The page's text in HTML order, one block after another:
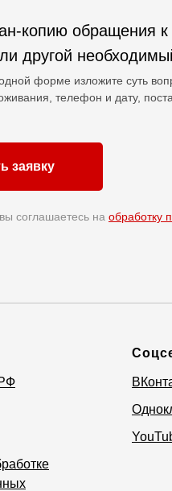
копию обращения к
другой
форме изложите суть
телефон и дату,
заявку
соглашаетесь на обработку